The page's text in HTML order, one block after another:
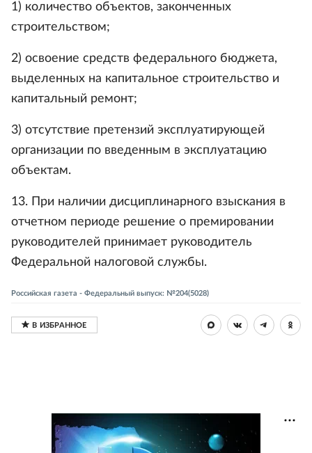
1) количество объектов, законченных
строительством;
2) освоение средств федерального бюджета,
выделенных на капитальное строительство и
капитальный ремонт;
3) отсутствие претензий эксплуатирующей
организации по введенным в эксплуатацию
объектам.
13. При наличии дисциплинарного взыскания в
отчетном периоде решение о премировании
руководителей принимает руководитель
Федеральной налоговой службы.
Российская газета - Федеральный выпуск: №204(5028)